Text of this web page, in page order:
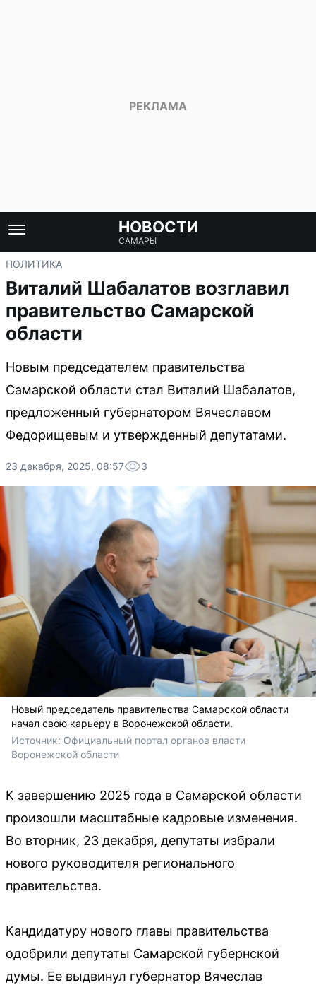
НОВОСТИ
САМАРЫ
ПОЛИТИКА
Виталий Шабалатов возглавил
правительство Самарской
области
Новым председателем правительства
Самарской области стал Виталий Шабалатов,
предложенный губернатором Вячеславом
Федорищевым и утвержденный депутатами.
23 декабря, 2025, 08:57 3
Новый председатель правительства Самарской области
начал свою карьеру в Воронежской области.
Источник: Официальный портал органов власти
Воронежской области
К завершению 2025 года в Самарской области
произошли масштабные кадровые изменения.
Во вторник, 23 декабря, депутаты избрали
нового руководителя регионального
правительства.
Кандидатуру нового главы правительства
одобрили депутаты Самарской губернской
думы. Ее выдвинул губернатор Вячеслав